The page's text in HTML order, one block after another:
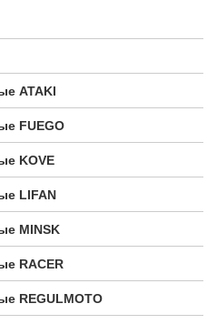
ATAKI
FUEGO
KOVE
LIFAN
MINSK
RACER
REGULMOTO